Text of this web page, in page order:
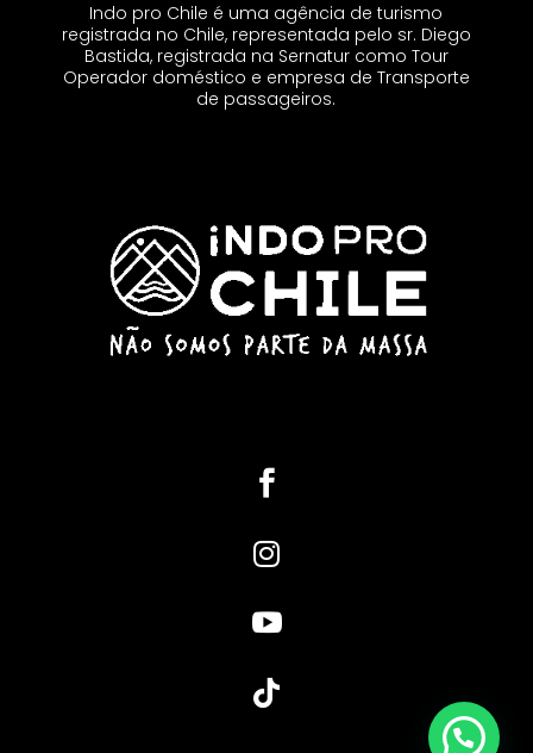
Indo pro Chile é uma agência de turismo
registrada no Chile, representada pelo sr. Diego
Bastida, registrada na Sernatur como Tour
Operador doméstico e empresa de Transporte
de passageiros.



